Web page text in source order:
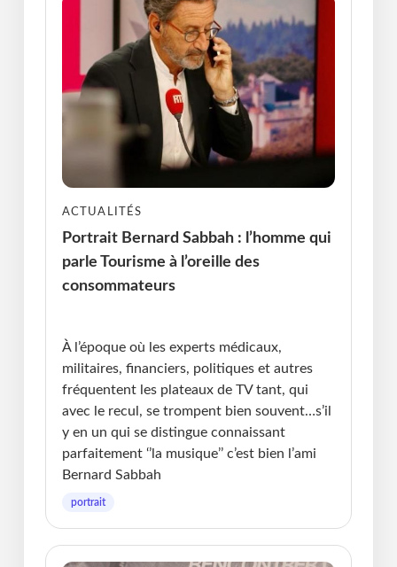
ACTUALITÉS
Portrait Bernard Sabbah : l’homme qui
parle Tourisme à l’oreille des
consommateurs
À l’époque où les experts médicaux,
militaires, financiers, politiques et autres
fréquentent les plateaux de TV tant, qui
avec le recul, se trompent bien souvent…s’il
y en un qui se distingue connaissant
parfaitement ‘’la musique’’ c’est bien l’ami
Bernard Sabbah
portrait